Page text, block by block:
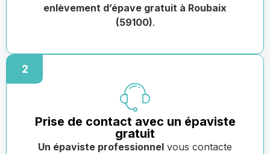
enlèvement d’épave gratuit à Roubaix
(59100).
2
Prise de contact avec un épaviste
gratuit
Un épaviste professionnel vous contacte